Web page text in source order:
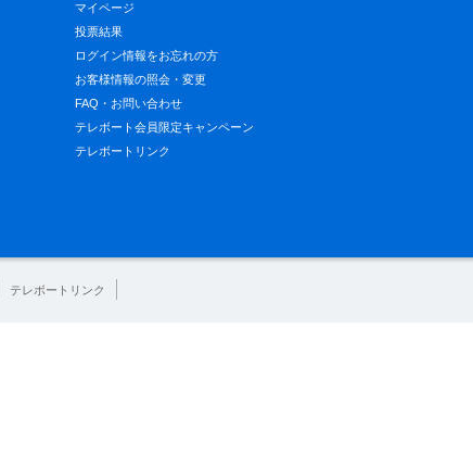
マイページ
投票結果
ログイン情報をお忘れの方
お客様情報の照会・変更
FAQ・お問い合わせ
テレボート会員限定キャンペーン
テレボートリンク
テレボートリンク